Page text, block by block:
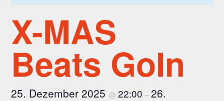
X-MAS
Beats GoIn
25. Dezember 2025@22:00– 26.